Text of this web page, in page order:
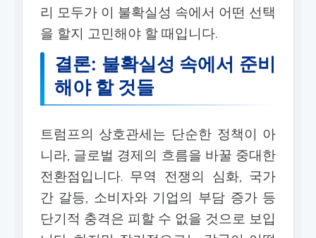
리 모두가 이 불확실성 속에서 어떤 선택
을 할지 고민해야 할 때입니다.
결론: 불확실성 속에서 준비
해야 할 것들
트럼프의 상호관세는 단순한 정책이 아
니라, 글로벌 경제의 흐름을 바꿀 중대한
전환점입니다. 무역 전쟁의 심화, 국가
간 갈등, 소비자와 기업의 부담 증가 등
단기적 충격은 피할 수 없을 것으로 보입